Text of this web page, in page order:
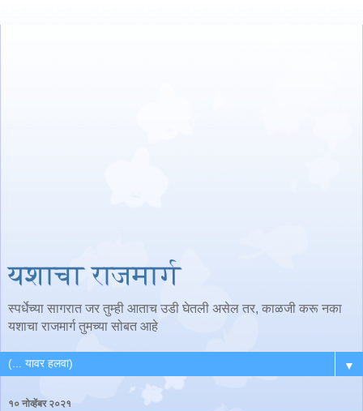
यशाचा राजमार्ग
स्पर्धेच्या सागरात जर तुम्ही आताच उडी घेतली असेल तर, काळजी करू नका
यशाचा राजमार्ग तुमच्या सोबत आहे
▼
१० नोव्हेंबर २०२१